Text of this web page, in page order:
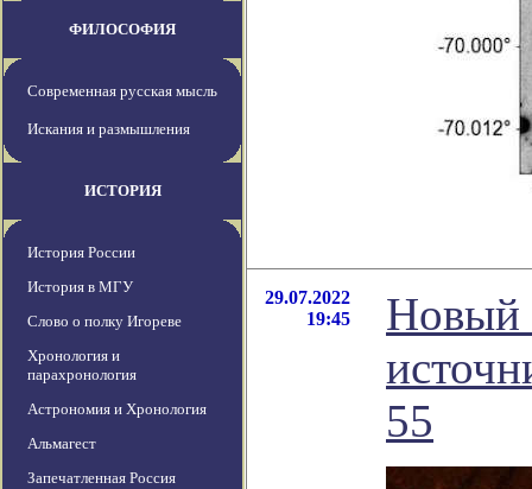
ФИЛОСОФИЯ
Современная русская мысль
Искания и размышления
ИСТОРИЯ
История России
История в МГУ
Слово о полку Игореве
Хронология и
парахронология
Астрономия и Хронология
Альмагест
Запечатленная Россия
29.07.2022
19:45
Новый
55